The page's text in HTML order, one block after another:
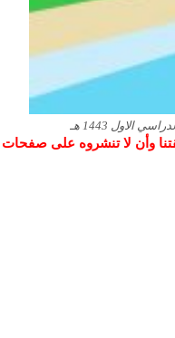
1443 هـ
وأن لا تنشروه على صفحات